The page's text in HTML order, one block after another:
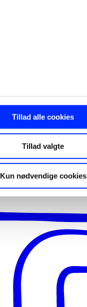
Tillad alle cookies
Tillad valgte
Kun nødvendige cookies